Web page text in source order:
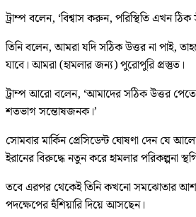
ট্রাম্প বলেন, ‘বিশ্বাস করুন, পরিস্থিতি এখন
তিনি বলেন, আমরা যদি সঠিক উত্তর না পাই,
যাবে। আমরা (হামলার জন্য) পুরোপুরি প্রস্তুত।
ট্রাম্প আরো বলেন, ‘আমাদের সঠিক উত্তর
শতভাগ সন্তোষজনক।’
সোমবার মার্কিন প্রেসিডেন্ট ঘোষণা দেন যে
ইরানের বিরুদ্ধে নতুন করে হামলার পরিকল্পনা
তবে এরপর থেকেই তিনি কখনো সমঝোতার
পদক্ষেপের হুঁশিয়ারি দিয়ে আসছেন।